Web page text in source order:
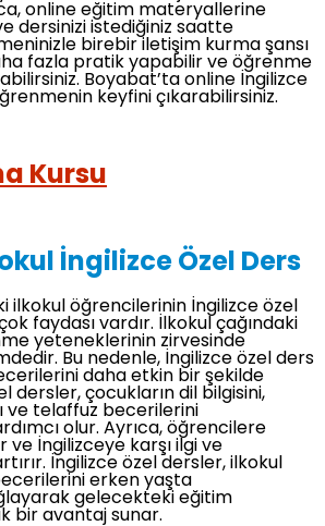
online eğitim materyallerine
dersinizi istediğiniz saatte
birebir iletişim kurma şansı
fazla pratik yapabilir ve öğrenme
Boyabat’ta online İngilizce
keyfini çıkarabilirsiniz.
İngilizce Özel Ders
ilkokul öğrencilerinin İngilizce özel
faydası vardır. İlkokul çağındaki
yeteneklerinin zirvesinde
Bu nedenle, İngilizce özel ders
daha etkin bir şekilde
dersler, çocukların dil bilgisini,
ve telaffuz becerilerini
olur. Ayrıca, öğrencilere
ve İngilizceye karşı ilgi ve
İngilizce özel dersler, ilkokul
erken yaşta
gelecekteki eğitim
bir avantaj sunar.